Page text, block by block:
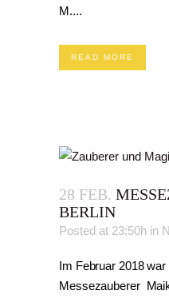
M....
READ MORE
28 FEB.
BERLIN
Posted at 23:50h in
Im Februar 2018 war
Messezauberer